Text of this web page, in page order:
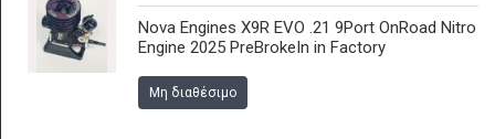
Nova Engines X9R EVO .21 9Port OnRoad Nitro
Engine 2025 PreBrokeIn in Factory
Μη διαθέσιμο